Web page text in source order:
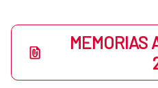
MEMORIAS